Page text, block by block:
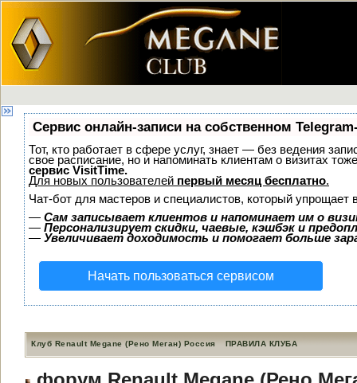
Сервис онлайн-записи на собственном
Тот, кто работает в сфере услуг, знает — без ведения
свое расписание, но и напоминать клиентам о визитах
сервис VisitTime.
Для новых пользователей первый месяц бесплатно.
Чат-бот для мастеров и специалистов, который упрощает
— Сам записывает клиентов и напоминает им о
— Персонализирует скидки, чаевые, кэшбэк и
— Увеличивает доходимость и помогает больше
Начать пользоваться сервисом
Клуб Renault Megane (Рено Меган) Россия ПРАВИЛА КЛУБА